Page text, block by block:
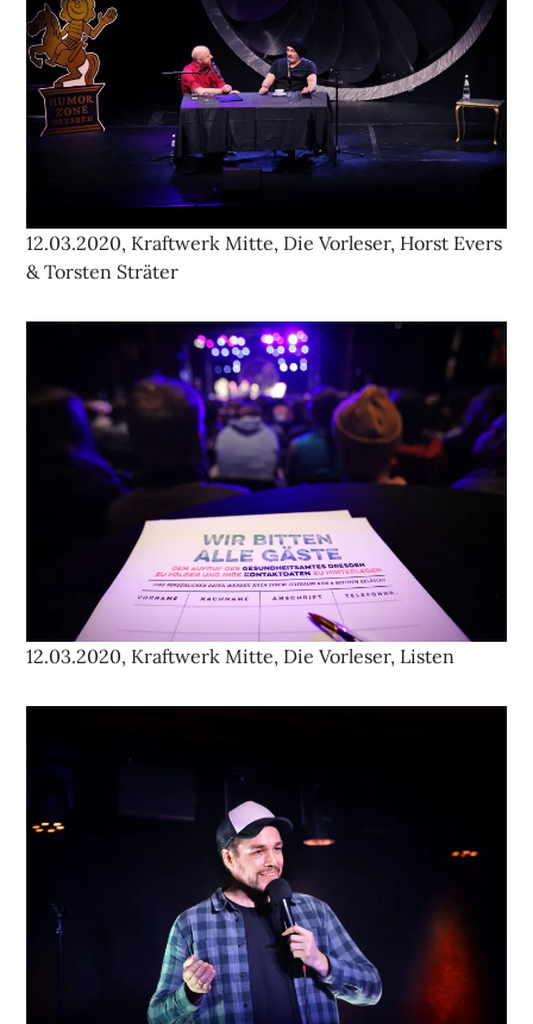
12.03.2020, Kraftwerk Mitte, Die Vorleser, Horst Evers
& Torsten Sträter
12.03.2020, Kraftwerk Mitte, Die Vorleser, Listen